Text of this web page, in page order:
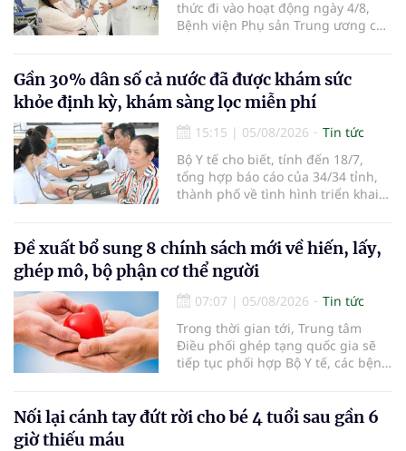
thức đi vào hoạt động ngày 4/8,
Bệnh viện Phụ sản Trung ương cơ
em bé đầu tiên chào đời.
Gần 30% dân số cả nước đã được khám sức
khỏe định kỳ, khám sàng lọc miễn phí
15:15 | 05/08/2026
Tin tức
Bộ Y tế cho biết, tính đến 18/7,
tổng hợp báo cáo của 34/34 tỉnh,
thành phố về tình hình triển khai
nhận 32.286.360 người, chiếm gần
30% dân số cả nước đã được khám
sức khỏe định kỳ năm nay.
Đề xuất bổ sung 8 chính sách mới về hiến, lấy,
ghép mô, bộ phận cơ thể người
07:07 | 05/08/2026
Tin tức
Trong thời gian tới, Trung tâm
Điều phối ghép tạng quốc gia sẽ
tiếp tục phối hợp Bộ Y tế, các bệnh
cường truyền thông, hoàn thiện
quy trình chuyên môn và hệ thống
Nối lại cánh tay đứt rời cho bé 4 tuổi sau gần 6
giờ thiếu máu